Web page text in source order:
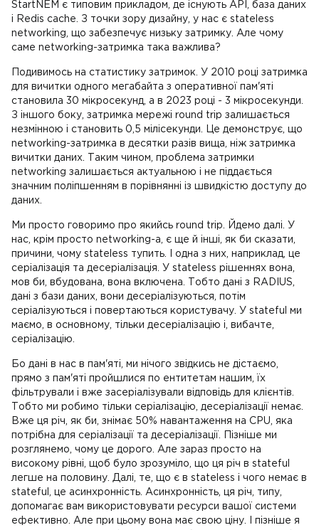
StartNEM є типовим прикладом, де існують API, база даних
і Redis cache. З точки зору дизайну, у нас є stateless
networking, що забезпечує низьку затримку. Але чому
саме networking-затримка така важлива?
Подивимось на статистику затримок. У 2010 році затримка
для вичитки одного мегабайта з оперативної пам'яті
становила 30 мікросекунд, а в 2023 році - 3 мікросекунди.
З іншого боку, затримка мережі round trip залишається
незмінною і становить 0,5 мілісекунди. Це демонструє, що
networking-затримка в десятки разів вища, ніж затримка
вичитки даних. Таким чином, проблема затримки
networking залишається актуальною і не піддається
значним поліпшенням в порівнянні із швидкістю доступу до
даних.
Ми просто говоримо про якийсь round trip. Йдемо далі. У
нас, крім просто networking-а, є ще й інші, як би сказати,
причини, чому stateless тупить. І одна з них, наприклад, це
серіалізація та десеріалізація. У stateless рішеннях вона,
мов би, вбудована, вона включена. Тобто дані з RADIUS,
дані з бази даних, вони десеріалізуються, потім
серіалізуються і повертаються користувачу. У stateful ми
маємо, в основному, тільки десеріалізацію і, вибачте,
серіалізацію.
Бо дані в нас в пам'яті, ми нічого звідкись не дістаємо,
прямо з пам'яті пройшлися по ентитетам нашим, їх
фільтрували і вже засеріалізували відповідь для клієнтів.
Тобто ми робимо тільки серіалізацію, десеріалізації немає.
Вже ця річ, як би, знімає 50% навантаження на CPU, яка
потрібна для серіалізації та десеріалізації. Пізніше ми
розглянемо, чому це дорого. Але зараз просто на
високому рівні, щоб було зрозуміло, що ця річ в stateful
легше на половину. Далі, те, що є в stateless і чого немає в
stateful, це асинхронність. Асинхронність, ця річ, типу,
допомагає вам використовувати ресурси вашої системи
ефективно. Але при цьому вона має свою ціну. І пізніше я